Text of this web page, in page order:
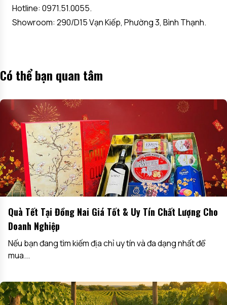
Hotline: 0971.51.0055.
Showroom: 290/D15 Vạn Kiếp, Phường 3, Bình Thạnh.
Có thể bạn quan tâm
Quà Tết Tại Đồng Nai Giá Tốt & Uy Tín Chất Lượng Cho
Doanh Nghiệp
Nếu bạn đang tìm kiếm địa chỉ uy tín và đa dạng nhất để
mua...